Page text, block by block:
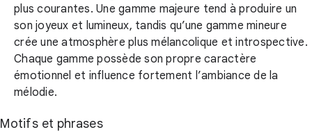
plus courantes. Une gamme majeure tend à produire un
son joyeux et lumineux, tandis qu’une gamme mineure
crée une atmosphère plus mélancolique et introspective.
Chaque gamme possède son propre caractère
émotionnel et influence fortement l’ambiance de la
mélodie.
Motifs et phrases